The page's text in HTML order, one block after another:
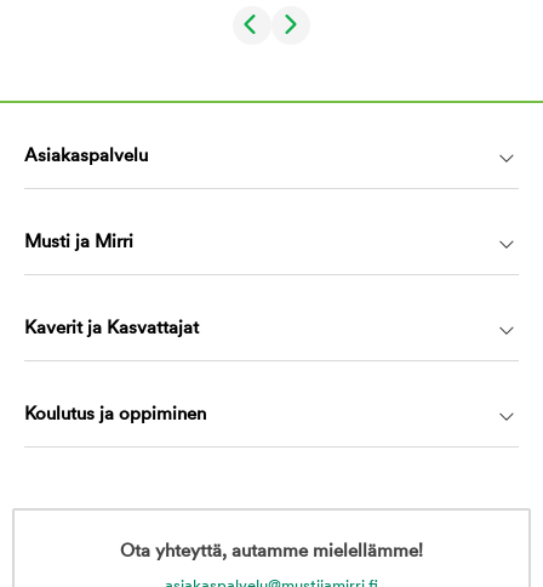
Asiakaspalvelu
Musti ja Mirri
Kaverit ja Kasvattajat
Koulutus ja oppiminen
Ota yhteyttä, autamme mielellämme!